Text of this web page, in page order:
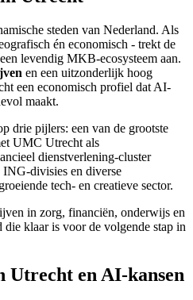
steden van Nederland. Als
én economisch - trekt de
levendig MKB-ecosysteem aan.
en een uitzonderlijk hoog
een economisch profiel dat AI-
maakt.
drie pijlers: een van de grootste
UMC Utrecht als
dienstverlening-cluster
divisies en diverse
tech- en creatieve sector.
in zorg, financiën, onderwijs en
die klaar is voor de volgende stap in
Utrecht en AI-kansen